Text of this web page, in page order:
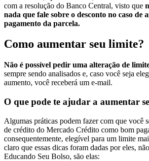
com a resolução do Banco Central, visto que
nada que fale sobre o desconto no caso de
pagamento da parcela.
Como aumentar seu limite?
Não é possível pedir uma alteração de
sempre sendo analisados e, caso você seja
aumento, você receberá um e-mail.
O que pode te ajudar a aumentar
Algumas práticas podem fazer com que você
de crédito do Mercado Crédito como bom
consequentemente, elegível para um limite
claro que essas dicas foram dadas por eles,
Educando Seu Bolso, são elas: